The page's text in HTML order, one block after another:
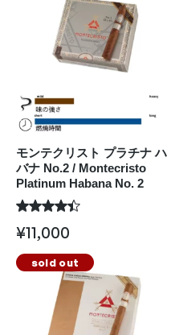
モンテクリスト プラチナ ハ
バナ No.2 / Montecristo
Platinum Habana No. 2
¥11,000
sold out